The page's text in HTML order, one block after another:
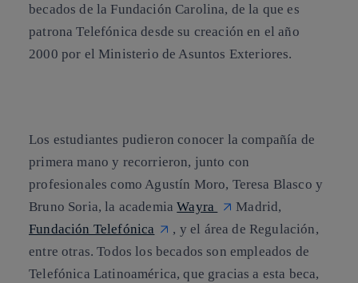
becados de la Fundación Carolina, de la que es
patrona Telefónica desde su creación en el año
2000 por el Ministerio de Asuntos Exteriores.
Los estudiantes pudieronconocer la compañía de
primera mano y recorrieron, junto con
profesionales como Agustín Moro, Teresa Blasco y
Bruno Soria, la academiaWayra
Madrid,
Fundación Telefónica
, y el área de Regulación,
entre otras.Todos los becados son empleados de
Telefónica Latinoamérica, que gracias a esta beca,